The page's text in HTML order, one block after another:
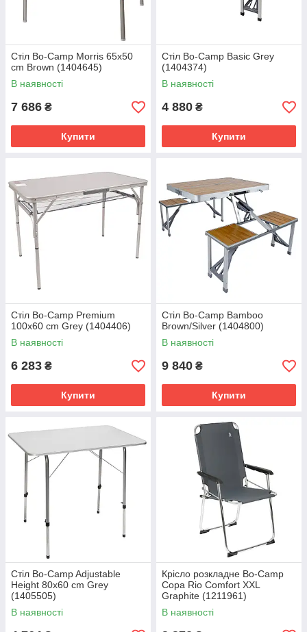
Стіл Bo-Camp Morris 65x50
cm Brown (1404645)
В наявності
7 686 ₴
Купити
Стіл Bo-Camp Basic Grey
(1404374)
В наявності
4 880 ₴
Купити
Стіл Bo-Camp Premium
100x60 cm Grey (1404406)
В наявності
6 283 ₴
Купити
Стіл Bo-Camp Bamboo
Brown/Silver (1404800)
В наявності
9 840 ₴
Купити
Стіл Bo-Camp Adjustable
Height 80x60 cm Grey
(1405505)
В наявності
Крісло розкладне Bo-Camp
Copa Rio Comfort XXL
Graphite (1211961)
В наявності